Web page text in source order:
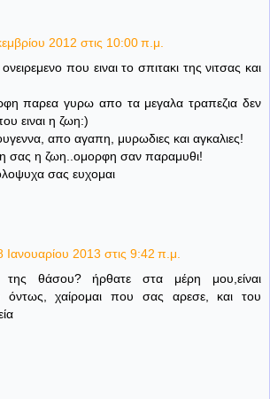
2012 στις 10:00 π.μ.
που ειναι το σπιτακι της νιτσας και
παρεα γυρω απο τα μεγαλα τραπεζια δεν
ειναι η ζωη:)
απο αγαπη, μυρωδιες και αγκαλιες!
σας η ζωη..ομορφη σαν παραμυθι!
σας ευχομαι
Ιανουαρίου 2013 στις 9:42 π.μ.
της θάσου? ήρθατε στα μέρη μου,είναι
όντως, χαίρομαι που σας αρεσε, και του